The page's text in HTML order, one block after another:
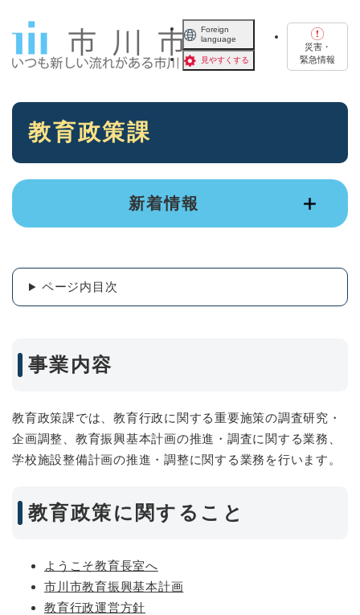
Foreign
language
見やすくする
災害・
緊急情報
本
教育政策課
新着情報
ページ内目次
事業内容
教育政策課では、教育行政に関する重要施策の調査研究・
企画調整、教育振興基本計画の推進・調査に関する業務、
学校施設整備計画の推進・調整に関する業務を行います。
教育政策に関すること
ようこそ教育長室へ
市川市教育振興基本計画
教育行政運営方針